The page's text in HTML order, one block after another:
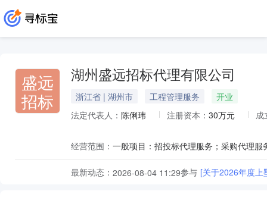
盛远
招标
湖州盛远招标代理有限公司
浙江省 | 湖州市 工程管理服务
开业
法定代表人： 陈俐玮 注册资本： 30万元 成
经营范围：
最新动态： 2026-08-04 11:29参与 [关于2026年度上